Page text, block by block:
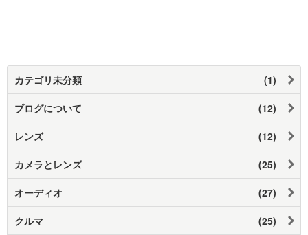
カテゴリ未分類 (1)
ブログについて (12)
レンズ (12)
カメラとレンズ (25)
オーディオ (27)
クルマ (25)